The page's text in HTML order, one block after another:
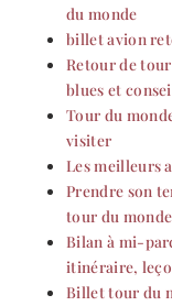
du monde
billet avion
Retour de
blues et
Tour du
visiter
Les meilleurs
Prendre son
tour du monde
Bilan à mi-
itinéraire,
Billet tour du